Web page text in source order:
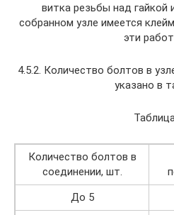
витка резьбы над гайкой
собранном узле имеется
эти
4.5.2. Количество болтов в
указано в
Количество болтов в
соединении, шт.
До 5